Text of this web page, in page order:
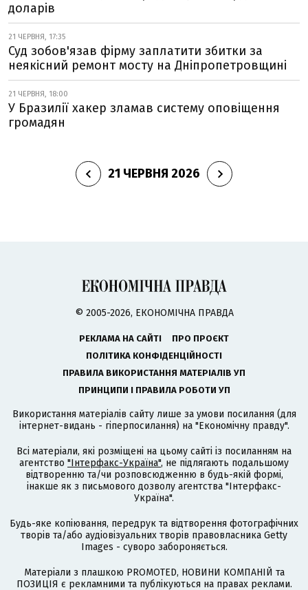
доларів
21 ЧЕРВНЯ, 17:35
Суд зобов'язав фірму заплатити збитки за
неякісний ремонт мосту на Дніпропетровщині
21 ЧЕРВНЯ, 18:00
У Бразилії хакер зламав систему оповіщення
громадян
21 ЧЕРВНЯ 2026
© 2005-2026, ЕКОНОМІЧНА ПРАВДА
РЕКЛАМА НА САЙТІ
ПРО ПРОЄКТ
ПОЛІТИКА КОНФІДЕНЦІЙНОСТІ
ПРАВИЛА ВИКОРИСТАННЯ МАТЕРІАЛІВ УП
ПРИНЦИПИ І ПРАВИЛА РОБОТИ УП
Використання матеріалів сайту лише за умови посилання (для
інтернет-видань - гіперпосилання) на "Економічну правду".
Всі матеріали, які розміщені на цьому сайті із посиланням на
агентство "Інтерфакс-Україна", не підлягають подальшому
відтворенню та/чи розповсюдженню в будь-якій формі,
інакше як з письмового дозволу агентства "Інтерфакс-
Україна".
Будь-яке копіювання, передрук та відтворення фотографічних
творів та/або аудіовізуальних творів правовласника Getty
Images - суворо забороняється.
Матеріали з плашкою PROMOTED, НОВИНИ КОМПАНІЙ та
ПОЗИЦІЯ є рекламними та публікуються на правах реклами.